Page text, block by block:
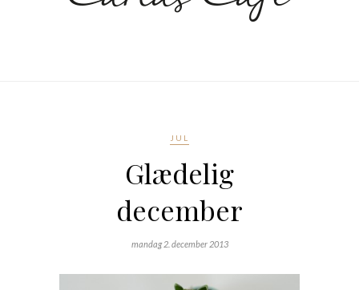
JUL
Glædelig
december
mandag 2. december 2013